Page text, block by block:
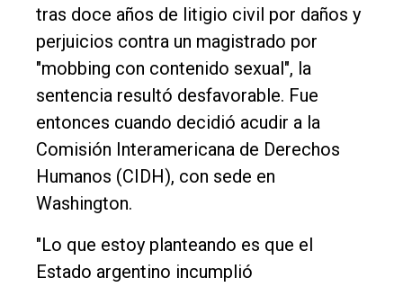
tras doce años de litigio civil por daños y
perjuicios contra un magistrado por
"mobbing con contenido sexual", la
sentencia resultó desfavorable. Fue
entonces cuando decidió acudir a la
Comisión Interamericana de Derechos
Humanos (CIDH), con sede en
Washington.
"Lo que estoy planteando es que el
Estado argentino incumplió